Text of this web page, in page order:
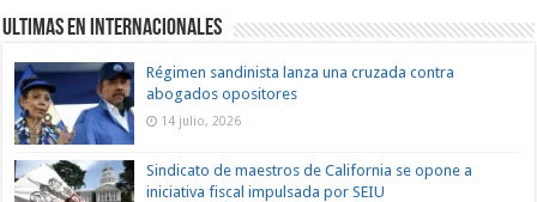
Ultimas en Internacionales
Régimen sandinista lanza una cruzada contra
abogados opositores
14 julio, 2026
Sindicato de maestros de California se opone a
iniciativa fiscal impulsada por SEIU